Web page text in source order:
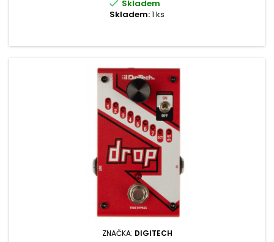
 Skladem
Skladem:1 ks
ZNAČKA: DIGITECH